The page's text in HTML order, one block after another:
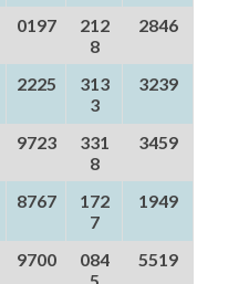
0197
212
8
2846
2225
313
3
3239
9723
331
8
3459
8767
172
7
1949
9700
084
5519